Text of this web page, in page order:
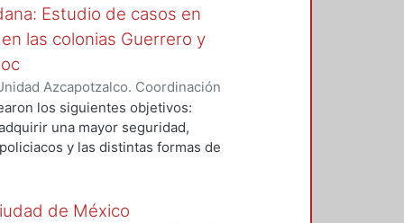
servicios de salud,
urbano necesario, como:
etc.
Estudio de casos en
las colonias Guerrero y
Azcapotzalco. Coordinación
María del Socorro
los siguientes objetivos:
una mayor seguridad,
y las distintas formas de
vecinales e identificar los
de México